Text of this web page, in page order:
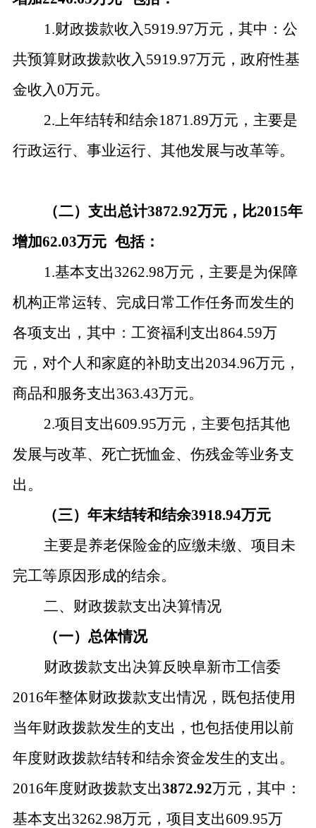
1.财政拨款收入5919.97万元，其中：公
共预算财政拨款收入5919.97万元，政府性基
金收入0万元。
2.上年结转和结余1871.89万元，主要是
行政运行、事业运行、其他发展与改革等。
（二）支出总计3872.92万元，比2015年
增加62.03万元 包括：
1.基本支出3262.98万元，主要是为保障
机构正常运转、完成日常工作任务而发生的
各项支出，其中：工资福利支出864.59万
元，对个人和家庭的补助支出2034.96万元，
商品和服务支出363.43万元。
2.项目支出609.95万元，主要包括其他
发展与改革、死亡抚恤金、伤残金等业务支
出。
（三）年末结转和结余3918.94万元
主要是养老保险金的应缴未缴、项目未
完工等原因形成的结余。
二、财政拨款支出决算情况
（一）总体情况
财政拨款支出决算反映阜新市工信委
2016年整体财政拨款支出情况，既包括使用
当年财政拨款发生的支出，也包括使用以前
年度财政拨款结转和结余资金发生的支出。
2016年度财政拨款支出3872.92万元，其中：
基本支出3262.98万元，项目支出609.95万